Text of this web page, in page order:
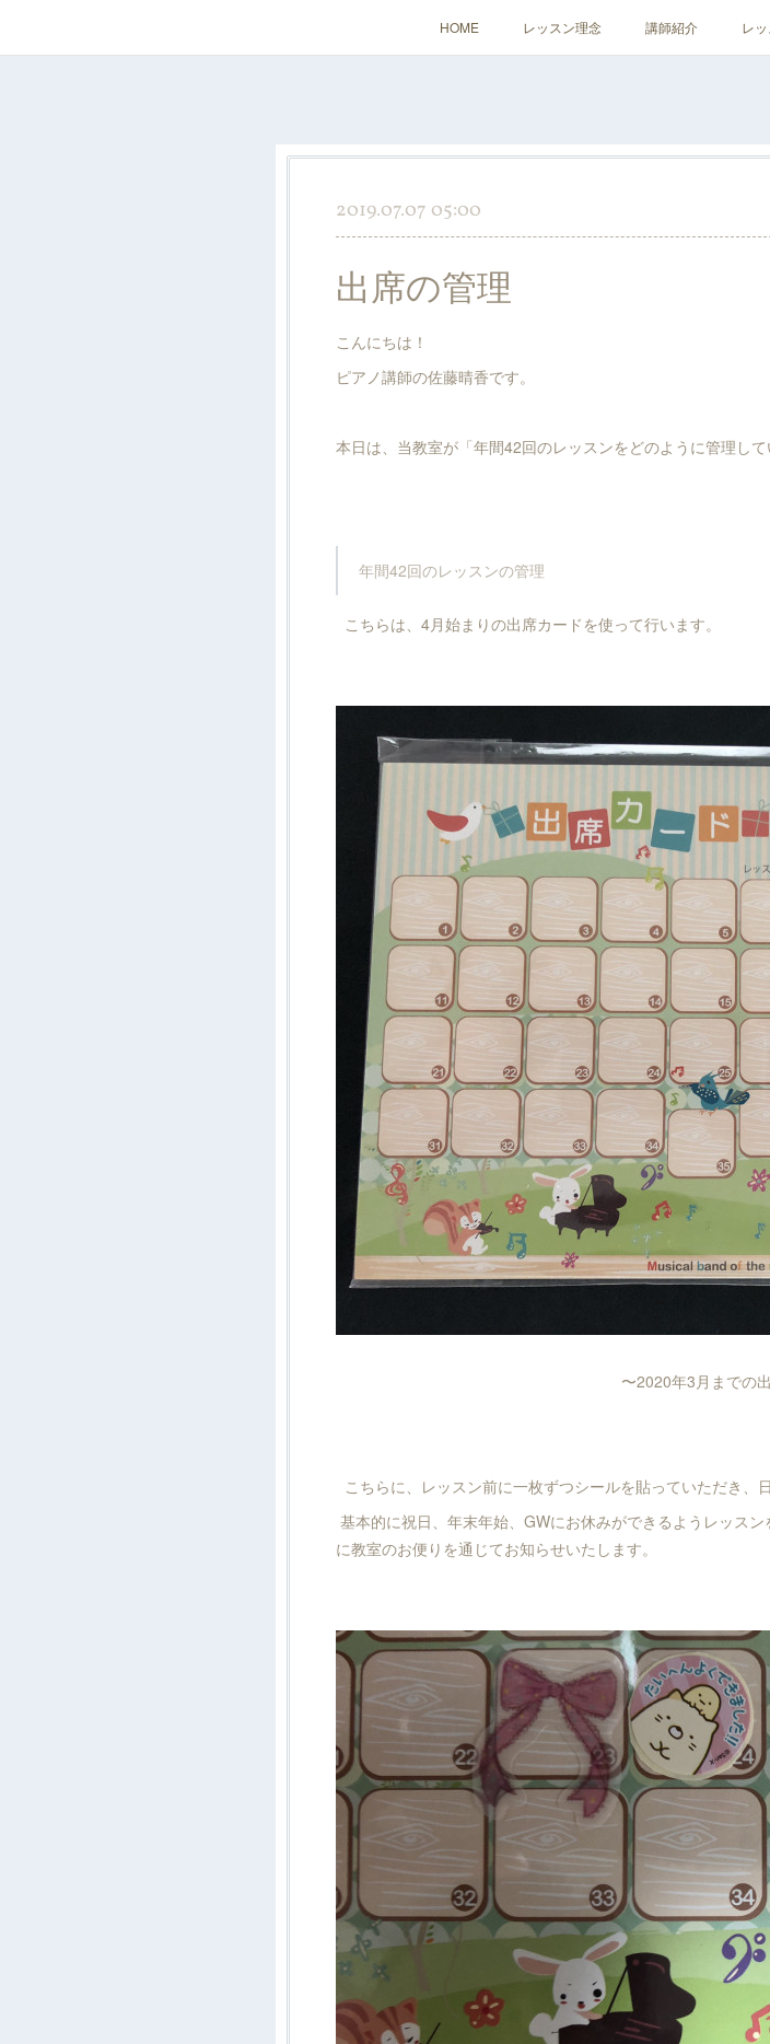
HOME レッスン理念 講師紹介 レ
2019.07.07 05:00
出席の管理
こんにちは！
ピアノ講師の佐藤晴香です。
本日は、当教室が「年間42回のレッスンをどのように管理し
年間42回のレッスンの管理
こちらは、4月始まりの出席カードを使って行います。
〜2020年3月までの
こちらに、レッスン前に一枚ずつシールを貼っていただき、
基本的に祝日、年末年始、GWにお休みができるようレッス
に教室のお便りを通じてお知らせいたします。